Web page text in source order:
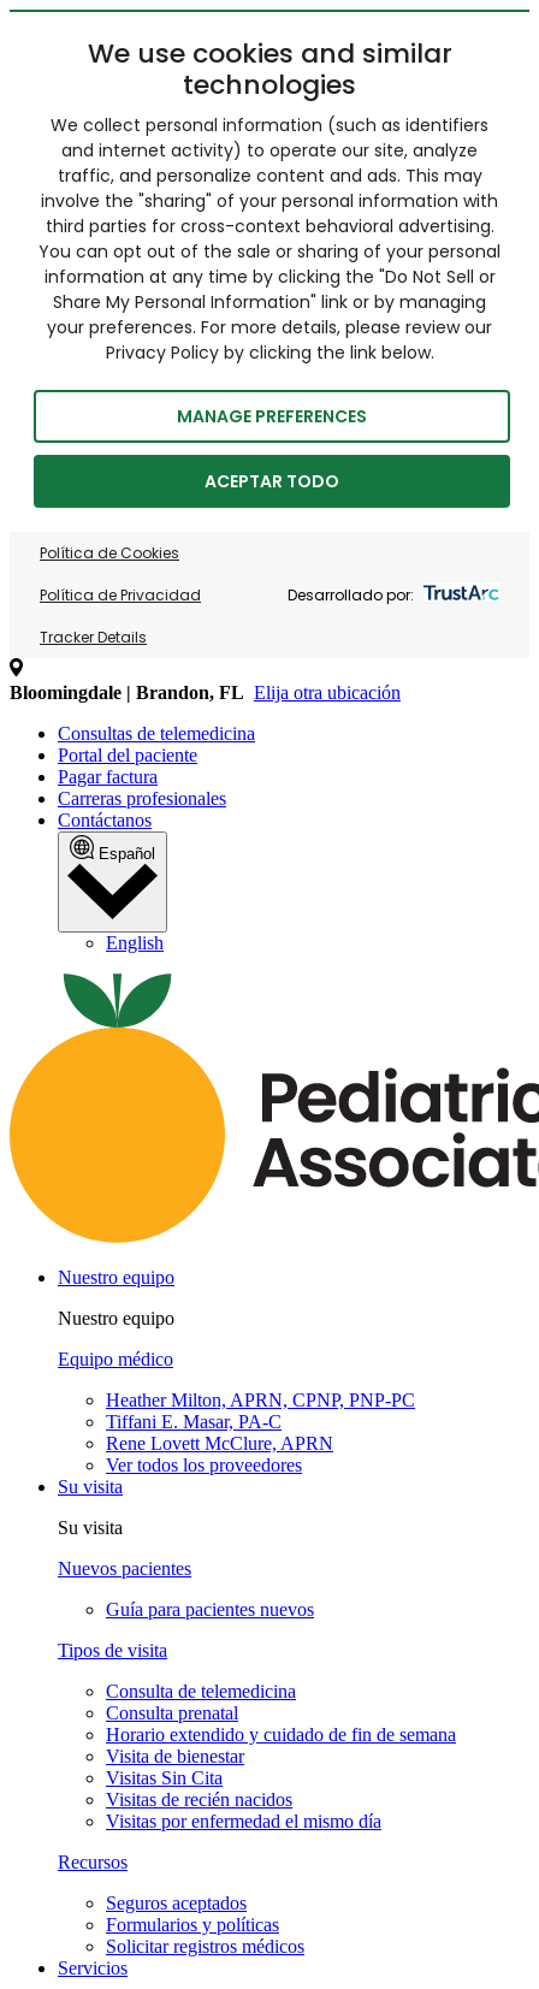
We use cookies and similar
technologies
We collect personal information (such as identifiers
and internet activity) to operate our site, analyze
traffic, and personalize content and ads. This may
involve the "sharing" of your personal information with
third parties for cross-context behavioral advertising.
You can opt out of the sale or sharing of your personal
information at any time by clicking the "Do Not Sell or
Share My Personal Information" link or by managing
your preferences. For more details, please review our
Privacy Policy by clicking the link below.
MANAGE PREFERENCES
ACEPTAR TODO
Política de Cookies
Política de Privacidad
Tracker Details
Desarrollado por:
Bloomingdale | Brandon, FL Elija otra ubicación
Consultas de telemedicina
Portal del paciente
Pagar factura
Carreras profesionales
Contáctanos
Español
English
Nuestro equipo
Nuestro equipo
Equipo médico
Heather Milton, APRN, CPNP, PNP-PC
Tiffani E. Masar, PA-C
Rene Lovett McClure, APRN
Ver todos los proveedores
Su visita
Su visita
Nuevos pacientes
Guía para pacientes nuevos
Tipos de visita
Consulta de telemedicina
Consulta prenatal
Horario extendido y cuidado de fin de semana
Visita de bienestar
Visitas Sin Cita
Visitas de recién nacidos
Visitas por enfermedad el mismo día
Recursos
Seguros aceptados
Formularios y políticas
Solicitar registros médicos
Servicios